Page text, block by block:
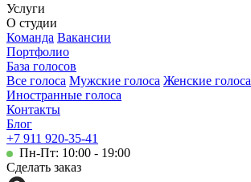
Услуги
О студии
Команда Вакансии
Портфолио
База голосов
Все голоса Мужские голоса Женские голоса
Иностранные голоса
Контакты
Блог
+7 911 920-35-41
Пн-Пт: 10:00 - 19:00
Сделать заказ